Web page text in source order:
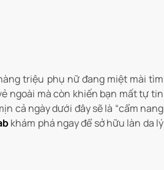
triệu phụ nữ đang miệt mài tìm
ngoài mà còn khiến bạn mất tự tin
cả ngày dưới đây sẽ là “cẩm nang
khám phá ngay để sở hữu làn da lý